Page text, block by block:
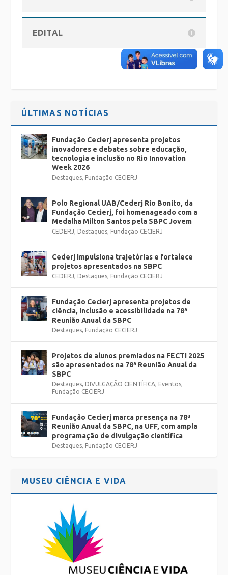
EDITAL
ÚLTIMAS NOTÍCIAS
Fundação Cecierj apresenta projetos
inovadores e debates sobre educação,
tecnologia e inclusão no Rio Innovation
Week 2026
Destaques, Fundação CECIERJ
Polo Regional UAB/Cederj Rio Bonito, da
Fundação Cecierj, foi homenageado com a
Medalha Milton Santos pela SBPC Jovem
CEDERJ, Destaques, Fundação CECIERJ
Cederj impulsiona trajetórias e fortalece
projetos apresentados na SBPC
CEDERJ, Destaques, Fundação CECIERJ
Fundação Cecierj apresenta projetos de
ciência, inclusão e acessibilidade na 78ª
Reunião Anual da SBPC
Destaques, Fundação CECIERJ
Projetos de alunos premiados na FECTI 2025
são apresentados na 78ª Reunião Anual da
SBPC
Destaques, DIVULGAÇÃO CIENTÍFICA, Eventos,
Fundação CECIERJ
Fundação Cecierj marca presença na 78ª
Reunião Anual da SBPC, na UFF, com ampla
programação de divulgação científica
Destaques, Fundação CECIERJ
MUSEU CIÊNCIA E VIDA